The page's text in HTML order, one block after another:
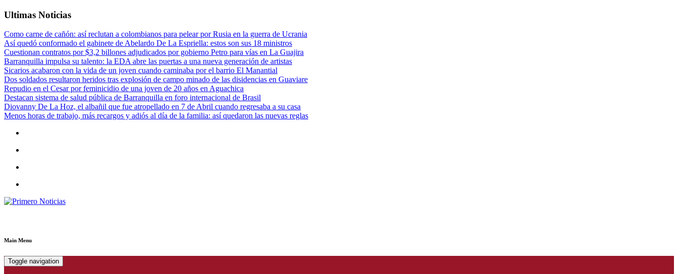
Ultimas Noticias
Como carne de cañón: así reclutan a colombianos para pelear por Rusia en la guerra de Ucrania
Así quedó conformado el gabinete de Abelardo De La Espriella: estos son sus 18 ministros
Cuestionan contratos por $3,2 billones adjudicados por gobierno Petro para vías en La Guajira
Barranquilla impulsa su talento: la EDA abre las puertas a una nueva generación de artistas
Sicarios acabaron con la vida de un joven cuando caminaba por el barrio El Manantial
Dos soldados resultaron heridos tras explosión de campo minado de las disidencias en Guaviare
Repudio en el Cesar por feminicidio de una joven de 20 años en Aguachica
Destacan sistema de salud pública de Barranquilla en foro internacional de Brasil
Diovanny De La Hoz, el albañil que fue atropellado en 7 de Abril cuando regresaba a su casa
Menos horas de trabajo, más recargos y adiós al día de la familia: así quedaron las nuevas reglas
Main Menu
Toggle navigation